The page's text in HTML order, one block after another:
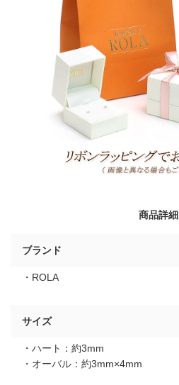
商品詳細
ブランド
・ROLA
サイズ
・ハート：約3mm
・オーバル：約3mm×4mm